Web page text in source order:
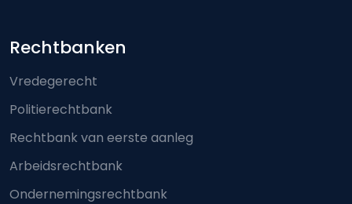
Footer-menu
Rechtbanken
Vredegerecht
Politierechtbank
Rechtbank van eerste aanleg
Arbeidsrechtbank
Ondernemingsrechtbank